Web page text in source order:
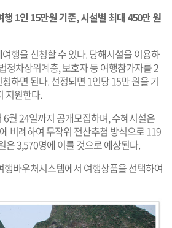
1인 15만원 기준, 시설별 최대 450만 원
행을 신청할 수 있다. 당해시설을 이용하
정차상위계층, 보호자 등 여행참가자를 2
하면 된다. 선정되면 1인당 15만 원을 기
지원한다.
월 24일까지 공개모집하며, 수혜시설은
비례하여 무작위 전산추첨 방식으로 119
은 3,570명에 이를 것으로 예상된다.
바우처시스템에서 여행상품을 선택하여